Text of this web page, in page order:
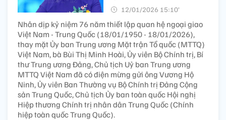
12/01/2026 15:10’
Nhân dịp kỷ niệm 76 năm thiết lập quan hệ ngoại giao
Việt Nam - Trung Quốc (18/01/1950 - 18/01/2026),
thay mặt Ủy ban Trung ương Mặt trận Tổ quốc (MTTQ)
Việt Nam, bà Bùi Thị Minh Hoài, Ủy viên Bộ Chính trị, Bí
thư Trung ương Đảng, Chủ tịch Uỷ ban Trung ương
MTTQ Việt Nam đã có điện mừng gửi ông Vương Hộ
Ninh, Ủy viên Ban Thường vụ Bộ Chính trị Đảng Cộng
sản Trung Quốc, Chủ tịch Ủy ban toàn quốc Hội nghị
Hiệp thương Chính trị nhân dân Trung Quốc (Chính
hiệp toàn quốc Trung Quốc).